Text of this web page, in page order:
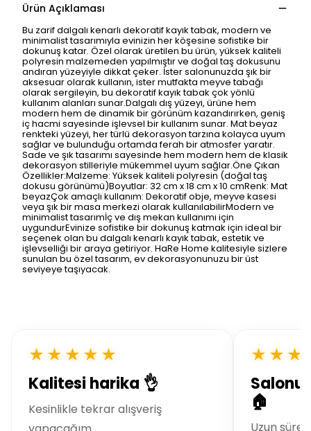
Ürün Açıklaması
Bu zarif dalgalı kenarlı dekoratif kayık tabak, modern ve
minimalist tasarımıyla evinizin her köşesine sofistike bir
dokunuş katar. Özel olarak üretilen bu ürün, yüksek kaliteli
polyresin malzemeden yapılmıştır ve doğal taş dokusunu
andıran yüzeyiyle dikkat çeker. İster salonunuzda şık bir
aksesuar olarak kullanın, ister mutfakta meyve tabağı
olarak sergileyin, bu dekoratif kayık tabak çok yönlü
kullanım alanları sunar.Dalgalı dış yüzeyi, ürüne hem
modern hem de dinamik bir görünüm kazandırırken, geniş
iç hacmi sayesinde işlevsel bir kullanım sunar. Mat beyaz
renkteki yüzeyi, her türlü dekorasyon tarzına kolayca uyum
sağlar ve bulunduğu ortamda ferah bir atmosfer yaratır.
Sade ve şık tasarımı sayesinde hem modern hem de klasik
dekorasyon stilleriyle mükemmel uyum sağlar.Öne Çıkan
Özellikler:Malzeme: Yüksek kaliteli polyresin (doğal taş
dokusu görünümü)Boyutlar: 32 cm x 18 cm x 10 cmRenk: Mat
beyazÇok amaçlı kullanım: Dekoratif obje, meyve kasesi
veya şık bir masa merkezi olarak kullanılabilirModern ve
minimalist tasarımİç ve dış mekan kullanımı için
uygundurEvinize sofistike bir dokunuş katmak için ideal bir
seçenek olan bu dalgalı kenarlı kayık tabak, estetik ve
işlevselliği bir araya getiriyor. HaRe Home kalitesiyle sizlere
sunulan bu özel tasarım, ev dekorasyonunuzu bir üst
seviyeye taşıyacak.
★★★★★
Kalitesi harika 👌
Kesinlikle tekrar alışveriş
🏠
Uzun